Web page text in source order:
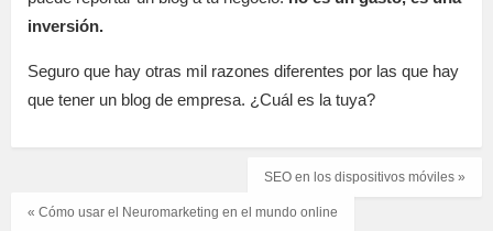
inversión.
Seguro que hay otras mil razones diferentes por las que hay
que tener un blog de empresa. ¿Cuál es la tuya?
SEO en los dispositivos móviles »
« Cómo usar el Neuromarketing en el mundo online